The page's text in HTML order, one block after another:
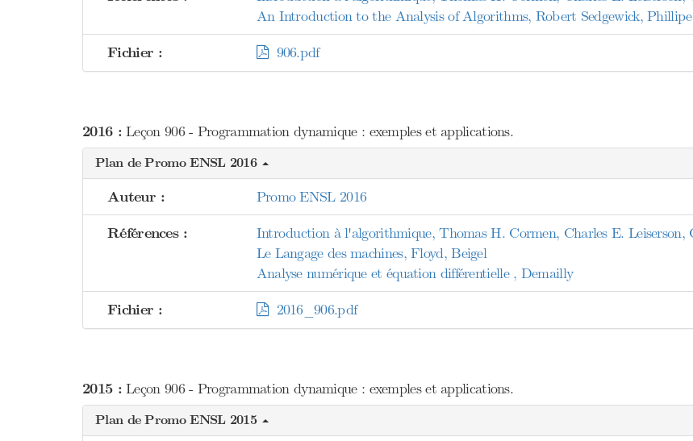
An Introduction to the Analysis of Algorithms, Robert Sedgewick,
Fichier : 906.pdf
2016 :Leçon 906 - Programmation dynamique : exemples et applications.
Plan de Promo ENSL 2016
Auteur : Promo ENSL 2016
Références :
Introduction à l'algorithmique, Thomas H. Cormen, Charles E. Leiserson,
Le Langage des machines, Floyd, Beigel
Analyse numérique et équation différentielle , Demailly
Fichier : 2016_906.pdf
2015 :Leçon 906 - Programmation dynamique : exemples et applications.
Plan de Promo ENSL 2015